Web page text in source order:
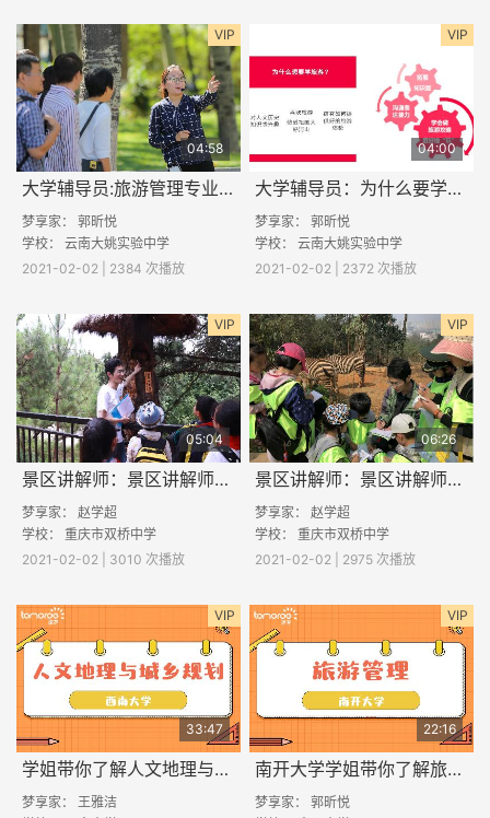
VIP
04:58
大学辅导员:旅游管理专业学什么？
梦享家： 郭昕悦
学校： 云南大姚实验中学
2021-02-02 | 2384 次播放
VIP
04:00
大学辅导员：为什么要学旅游管理？
梦享家： 郭昕悦
学校： 云南大姚实验中学
2021-02-02 | 2372 次播放
VIP
05:04
景区讲解师：景区讲解师要做些什么？
梦享家： 赵学超
学校： 重庆市双桥中学
2021-02-02 | 3010 次播放
VIP
06:26
景区讲解师：景区讲解师的发展及从业要求
梦享家： 赵学超
学校： 重庆市双桥中学
2021-02-02 | 2975 次播放
VIP
33:47
学姐带你了解人文地理与城乡规划专业
梦享家： 王雅洁
VIP
22:16
南开大学学姐带你了解旅游管理专业
梦享家： 郭昕悦